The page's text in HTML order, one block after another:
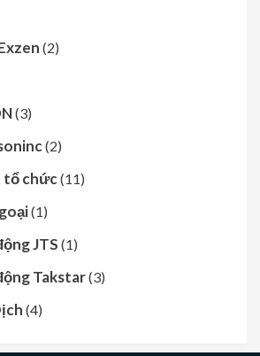
(2)
(3)
(2)
tổ chức(11)
(1)
JTS (1)
Takstar(3)
(4)